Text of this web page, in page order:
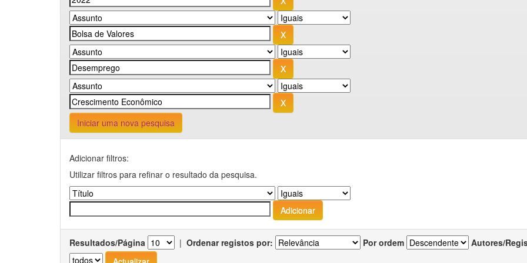
Iniciar uma nova pesquisa
Adicionar filtros:
Utilizar filtros para refinar o resultado da pesquisa.
Resultados/Página | Ordenar registos por: Por ordem Autores/